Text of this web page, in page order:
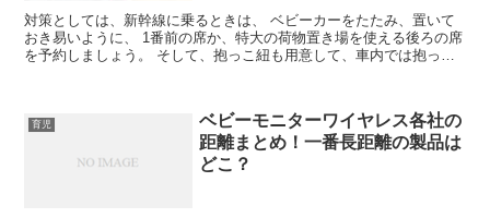
対策としては、新幹線に乗るときは、 ベビーカーをたたみ、置いて
おき易いように、 1番前の席か、特大の荷物置き場を使える後ろの席
を予約しましょう。 そして、抱っこ紐も用意して、車内では抱っこ
育児
ベビーモニターワイヤレス各社の
距離まとめ！一番長距離の製品は
どこ？